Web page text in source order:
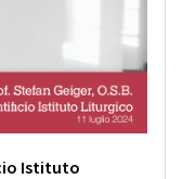
Istituto